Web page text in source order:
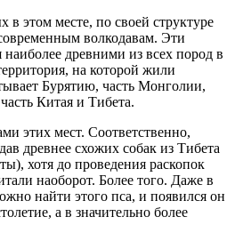
в этом месте, по своей структуре
волкодавам. Эти
наиболее древними из всех пород в
на которой жили
Бурятию, часть Монголии,
Китая и Тибета.
этих мест. Соответственно,
древнее схожих собак из Тибета
хотя до проведения раскопок
наоборот. Более того. Даже в
найти этого пса, и появился он
а в значительно более